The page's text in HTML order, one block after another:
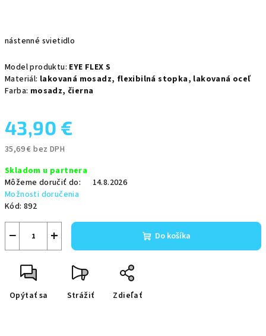
nástenné svietidlo
Model produktu: EYE FLEX S
Materiál: lakovaná mosadz, flexibilná stopka, lakovaná oceľ
Farba: mosadz, čierna
43,90 €
35,69 € bez DPH
cena:
Skladom u partnera
Môžeme doručiť do:
14.8.2026
Možnosti doručenia
Kód: 892
+
− Do košíka
Opýtať sa Strážiť Zdieľať